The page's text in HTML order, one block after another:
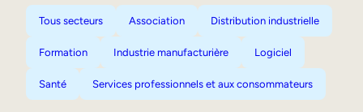
Tous secteurs Association Distribution industrielle
Formation Industrie manufacturière Logiciel
Santé Services professionnels et aux consommateurs